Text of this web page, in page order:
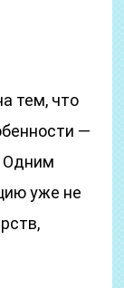
тем, что
—
Одним
уже не